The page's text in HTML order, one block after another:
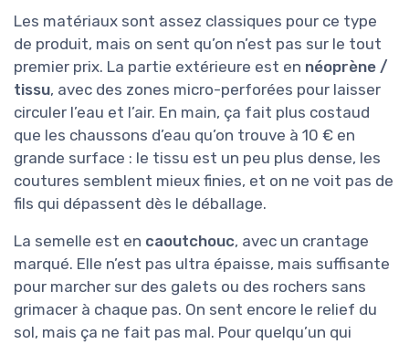
Les matériaux sont assez classiques pour ce type
de produit, mais on sent qu’on n’est pas sur le tout
premier prix. La partie extérieure est en néoprène /
tissu, avec des zones micro-perforées pour laisser
circuler l’eau et l’air. En main, ça fait plus costaud
que les chaussons d’eau qu’on trouve à 10 € en
grande surface : le tissu est un peu plus dense, les
coutures semblent mieux finies, et on ne voit pas de
fils qui dépassent dès le déballage.
La semelle est en caoutchouc, avec un crantage
marqué. Elle n’est pas ultra épaisse, mais suffisante
pour marcher sur des galets ou des rochers sans
grimacer à chaque pas. On sent encore le relief du
sol, mais ça ne fait pas mal. Pour quelqu’un qui